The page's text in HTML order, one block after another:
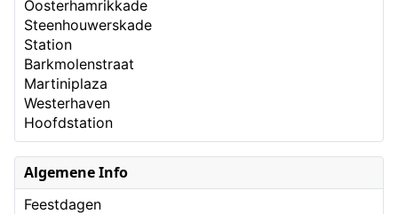
Oosterhamrikkade
Steenhouwerskade
Station
Barkmolenstraat
Martiniplaza
Westerhaven
Hoofdstation
Algemene Info
Feestdagen